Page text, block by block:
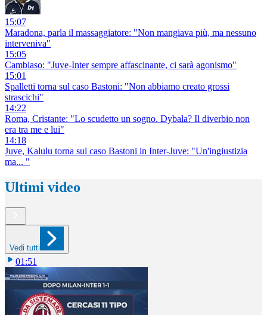
15:07
Maradona, parla il massaggiatore: "Non mangiava più, ma nessuno
interveniva"
15:05
Cambiaso: "Juve-Inter sempre affascinante, ci sarà agonismo"
15:01
Spalletti torna sul caso Bastoni: "Non abbiamo creato grossi
strascichi"
14:22
Roma, Cristante: "Lo scudetto un sogno. Dybala? Il diverbio non
era tra me e lui"
14:18
Juve, Kalulu torna sul caso Bastoni in Inter-Juve: "Un'ingiustizia
ma... "
Ultimi video
Vedi tutti
01:51